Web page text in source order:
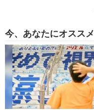
今、あなたにオススメ